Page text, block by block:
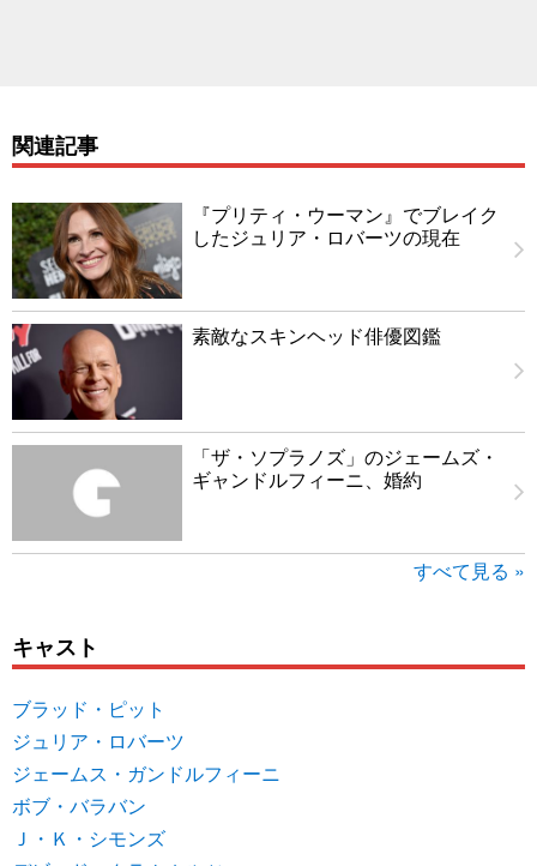
関連記事
『プリティ・ウーマン』でブレイク
したジュリア・ロバーツの現在
素敵なスキンヘッド俳優図鑑
「ザ・ソプラノズ」のジェームズ・
ギャンドルフィーニ、婚約
すべて見る »
キャスト
ブラッド・ピット
ジュリア・ロバーツ
ジェームス・ガンドルフィーニ
ボブ・バラバン
Ｊ・Ｋ・シモンズ